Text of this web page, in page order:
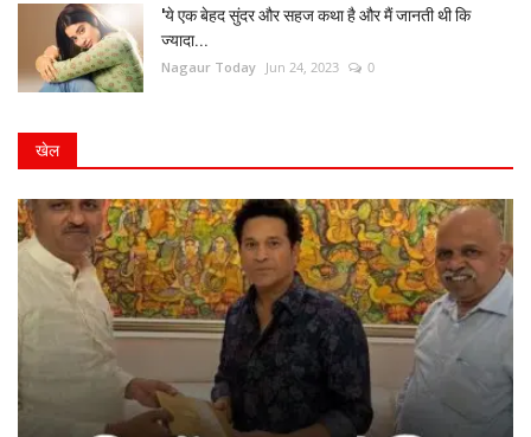
'ये एक बेहद सुंदर और सहज कथा है और मैं जानती थी कि
ज्यादा...
Nagaur Today Jun 24, 2023 0
खेल